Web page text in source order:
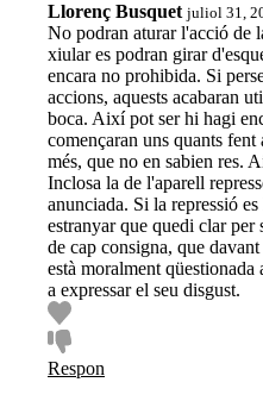
Llorenç Busquet juliol 31,
No podran aturar l'acció de
xiular es podran girar
encara no prohibida. Si
accions, aquests acabaran
boca. Així pot ser hi hagi
començaran uns quants
més, que no en sabien res.
Inclosa la de l'aparell
anunciada. Si la repressió
estranyar que quedi clar per
de cap consigna, que
està moralment
a expressar el seu disgust.
Respon